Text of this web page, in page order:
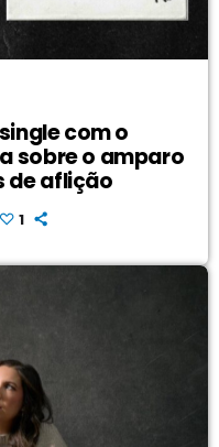
com o
sobre o amparo
de aflição
1